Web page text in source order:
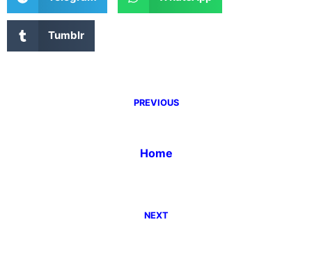
Tumblr
PREVIOUS
Home
NEXT